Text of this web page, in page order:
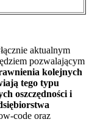
aktualnym
pozwalającym
kolejnych
tego typu
oszczędności i
code oraz